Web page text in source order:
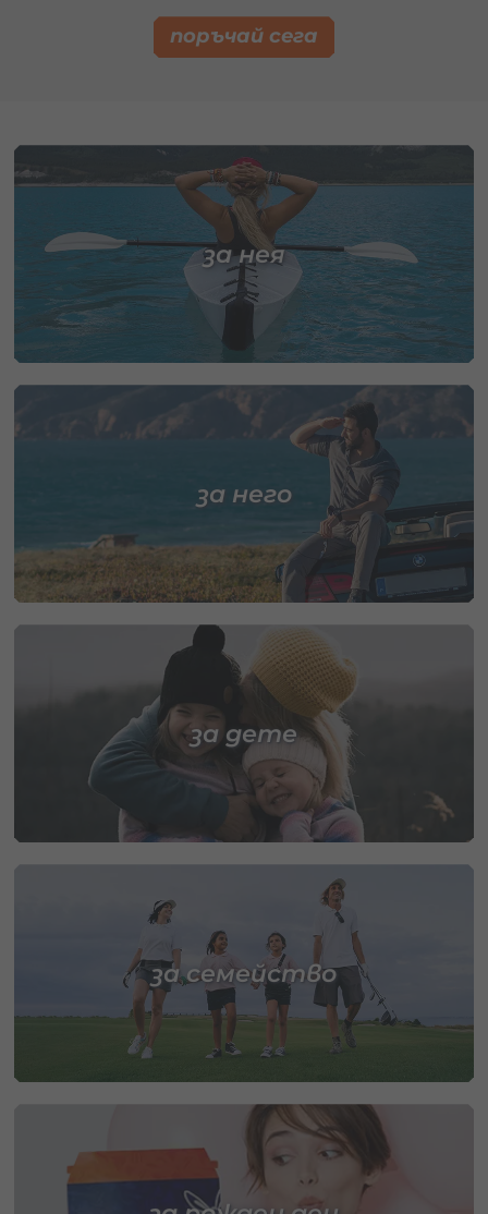
поръчай сега
за нея
за него
за дете
за семейство